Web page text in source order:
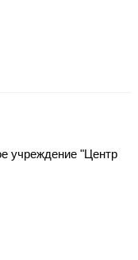
учреждение "Центр